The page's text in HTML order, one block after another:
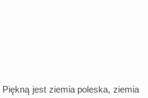
Piękną jest ziemia poleska, ziemia